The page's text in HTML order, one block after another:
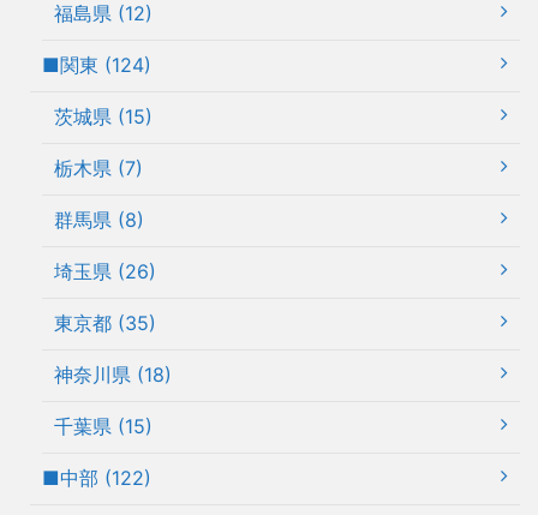
福島県 (12)
■関東 (124)
茨城県 (15)
栃木県 (7)
群馬県 (8)
埼玉県 (26)
東京都 (35)
神奈川県 (18)
千葉県 (15)
■中部 (122)